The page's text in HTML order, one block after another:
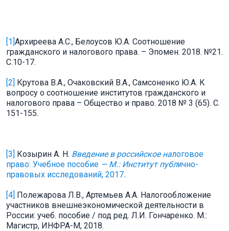
[1]Архиреева А.С., Белоусов Ю.А. Соотношение
гражданского и налогового права. – Эпомен. 2018. №21.
С.10-17.
[2] Крутова В.А., Очаковский В.А., Самсоненко Ю.А. К
вопросу о соотношение институтов гражданского и
налогового права – Общество и право. 2018 № 3 (65). С.
151-155.
[3] Козырин А. Н. Введение в российское налоговое
право: Учебное пособие — М.: Институт публично-
правовых исследований, 2017.
[4] Полежарова Л.В., Артемьев А.А. Налогообложение
участников внешнеэкономической деятельности в
России: учеб. пособие / под ред. Л.И. Гончаренко. М.:
Магистр, ИНФРА-М, 2018.